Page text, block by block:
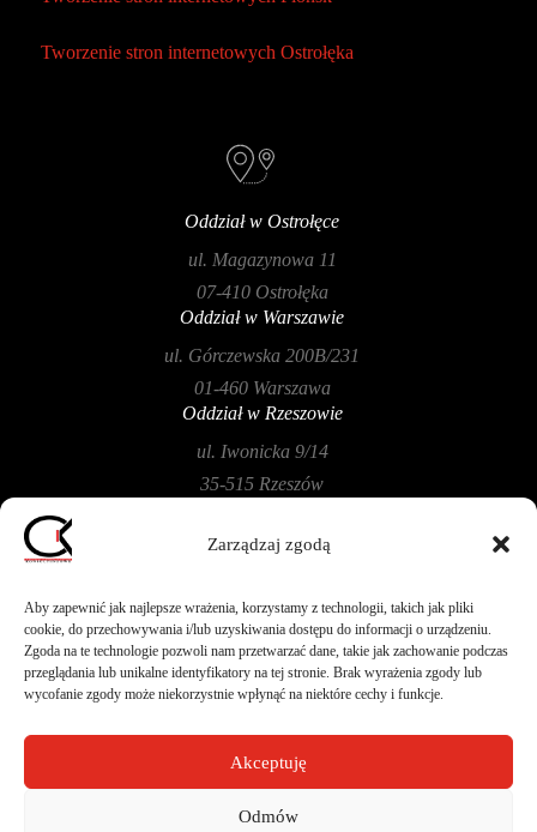
Zarządzaj zgodą
Aby zapewnić jak najlepsze wrażenia, korzystamy z technologii, takich jak pliki
cookie, do przechowywania i/lub uzyskiwania dostępu do informacji o urządzeniu.
Zgoda na te technologie pozwoli nam przetwarzać dane, takie jak zachowanie podczas
przeglądania lub unikalne identyfikatory na tej stronie. Brak wyrażenia zgody lub
wycofanie zgody może niekorzystnie wpłynąć na niektóre cechy i funkcje.
Akceptuję
Odmów
Tworzenie stron internetowych Ostrołęka
Oddział w Ostrołęce
ul. Magazynowa 11
07-410 Ostrołęka
Oddział w Warszawie
ul. Górczewska 200B/231
01-460 Warszawa
Oddział w Rzeszowie
ul. Iwonicka 9/14
35-515 Rzeszów
ul. Szkolna 104B/40
Design byCIK - Jarosław Gumkowski
Copyright © 2026. All Rights Reserved.